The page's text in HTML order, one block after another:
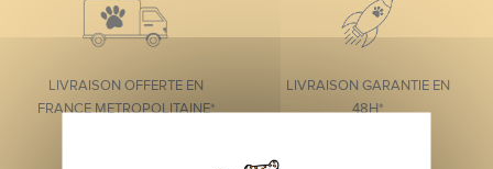
LIVRAISON OFFERTE EN
FRANCE METROPOLITAINE*
LIVRAISON GARANTIE EN
48H*